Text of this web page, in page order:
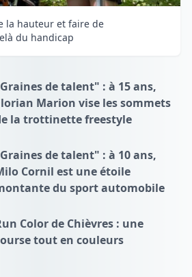
la hauteur et faire de
du handicap
de talent" : à 15 ans,
Marion vise les sommets
la trottinette freestyle
de talent" : à 10 ans,
Cornil est une étoile
du sport automobile
Color de Chièvres : une
tout en couleurs